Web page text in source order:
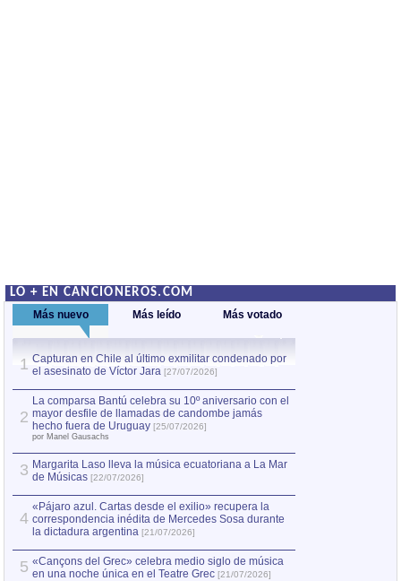
LO + EN CANCIONEROS.COM
Más nuevo Más leído Más votado
1 Capturan en Chile al último exmilitar condenado por
el asesinato de Víctor Jara [27/07/2026]
2
La comparsa Bantú celebra su 10º aniversario con el
mayor desfile de llamadas de candombe jamás
hecho fuera de Uruguay [25/07/2026]
por Manel Gausachs
3 Margarita Laso lleva la música ecuatoriana a La Mar
de Músicas [22/07/2026]
4
«Pájaro azul. Cartas desde el exilio» recupera la
correspondencia inédita de Mercedes Sosa durante
la dictadura argentina [21/07/2026]
5 «Cançons del Grec» celebra medio siglo de música
en una noche única en el Teatre Grec [21/07/2026]